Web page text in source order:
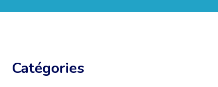
Catégories